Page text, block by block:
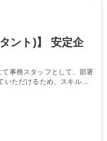
する知見 ・データを
ント)】 安定企
事務スタッフとして、部署
ただけるため、スキルア